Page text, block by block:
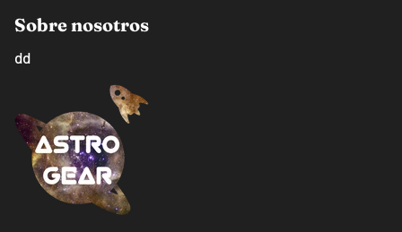
Sobre nosotros
dd